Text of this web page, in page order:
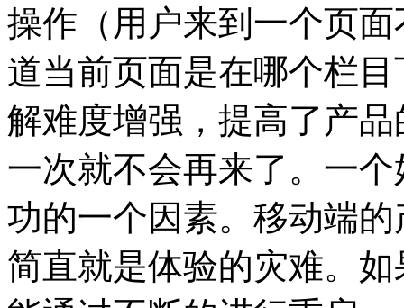
操作（用户来到一个页
道当前页面是在哪个栏
解难度增强，提高了产
一次就不会再来了。一
功的一个因素。移动端
简直就是体验的灾难。